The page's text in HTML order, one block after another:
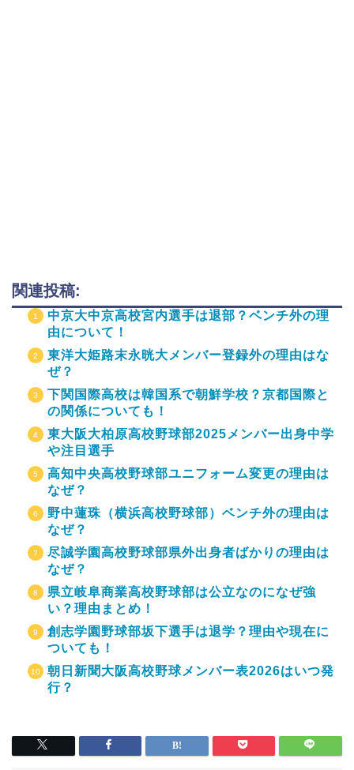
関連投稿:
中京大中京高校宮内選手は退部？ベンチ外の理
由について！
東洋大姫路末永晄大メンバー登録外の理由はな
ぜ？
下関国際高校は韓国系で朝鮮学校？京都国際と
の関係についても！
東大阪大柏原高校野球部2025メンバー出身中学
や注目選手
高知中央高校野球部ユニフォーム変更の理由は
なぜ？
野中蓮珠（横浜高校野球部）ベンチ外の理由は
なぜ？
尽誠学園高校野球部県外出身者ばかりの理由は
なぜ？
県立岐阜商業高校野球部は公立なのになぜ強
い？理由まとめ！
創志学園野球部坂下選手は退学？理由や現在に
ついても！
朝日新聞大阪高校野球メンバー表2026はいつ発
行？